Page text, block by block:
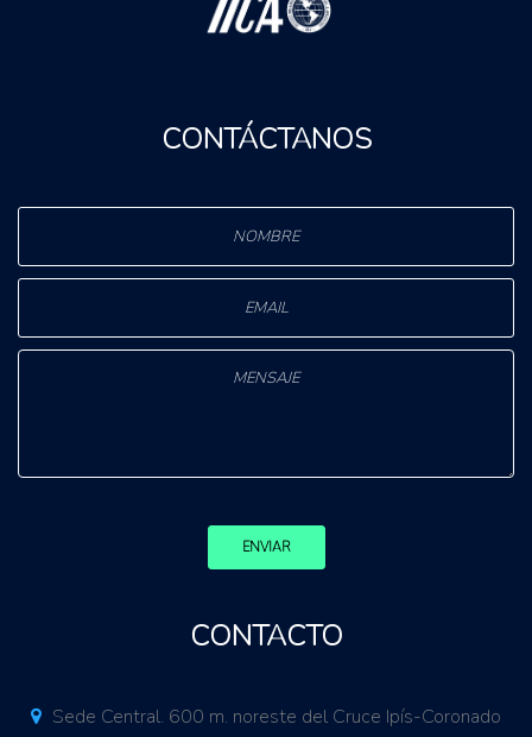
CONTÁCTANOS
ENVIAR
CONTACTO
Sede Central. 600 m. noreste del Cruce Ipís-Coronado